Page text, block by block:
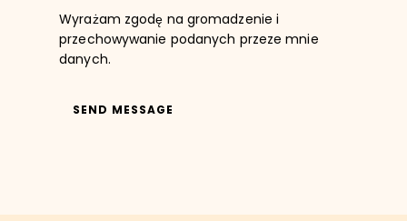
Wyrażam zgodę na gromadzenie i
przechowywanie podanych przeze mnie
danych.
SEND MESSAGE